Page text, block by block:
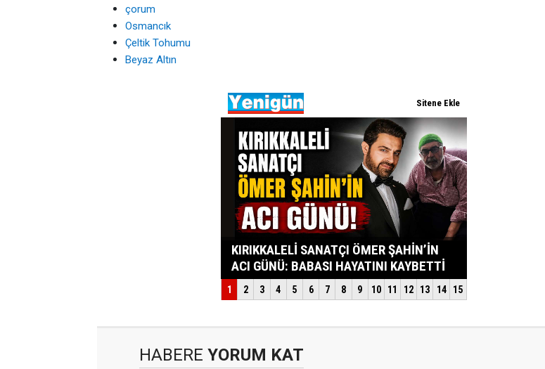
çorum
Osmancık
Çeltik Tohumu
Beyaz Altın
HABERE YORUM KAT